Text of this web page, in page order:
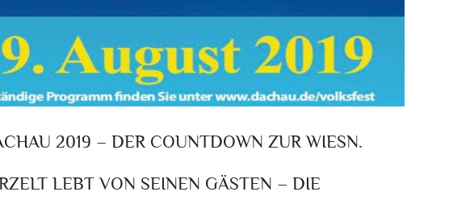
2019 – DER COUNTDOWN ZUR WIESN.
LEBT VON SEINEN GÄSTEN – DIE